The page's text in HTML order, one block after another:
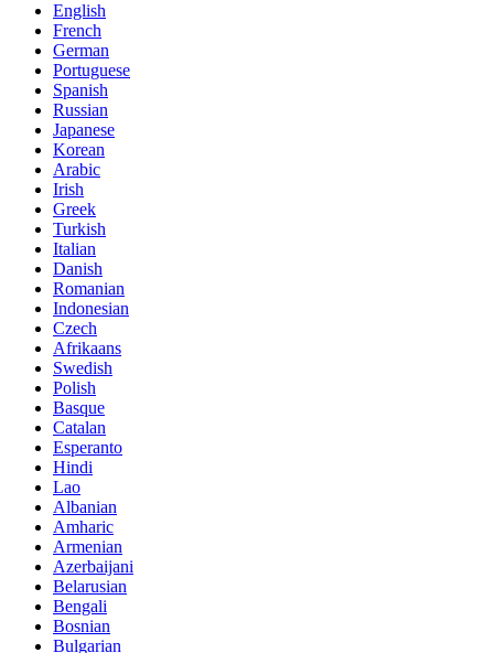
English
French
German
Portuguese
Spanish
Russian
Japanese
Korean
Arabic
Irish
Greek
Turkish
Italian
Danish
Romanian
Indonesian
Czech
Afrikaans
Swedish
Polish
Basque
Catalan
Esperanto
Hindi
Lao
Albanian
Amharic
Armenian
Azerbaijani
Belarusian
Bengali
Bosnian
Bulgarian